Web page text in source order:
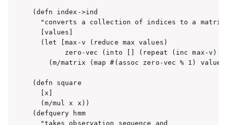
(defn index->ind
"converts a collection of indices to a
  [values]
  (let [max-v (reduce max values)
zero-vec (into [] (repeat (inc max-v)
(m/matrix (map #(assoc zero-vec % 1)
(defn square
  [x]
  (m/mul x x))
(defquery hmm
  "takes observation sequence and